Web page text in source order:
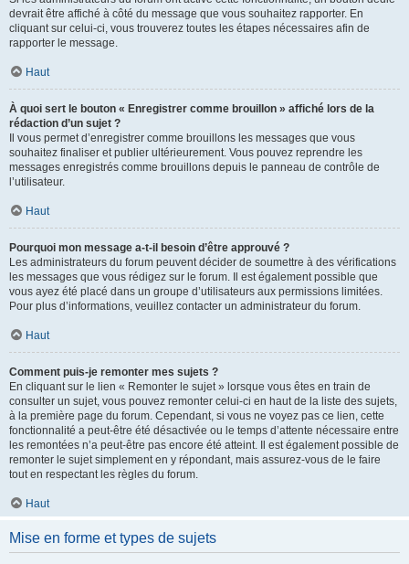
devrait être affiché à côté du message que vous souhaitez rapporter. En
cliquant sur celui-ci, vous trouverez toutes les étapes nécessaires afin de
rapporter le message.
Haut
À quoi sert le bouton « Enregistrer comme brouillon » affiché lors de la
rédaction d’un sujet ?
Il vous permet d’enregistrer comme brouillons les messages que vous
souhaitez finaliser et publier ultérieurement. Vous pouvez reprendre les
messages enregistrés comme brouillons depuis le panneau de contrôle de
l’utilisateur.
Haut
Pourquoi mon message a-t-il besoin d’être approuvé ?
Les administrateurs du forum peuvent décider de soumettre à des vérifications
les messages que vous rédigez sur le forum. Il est également possible que
vous ayez été placé dans un groupe d’utilisateurs aux permissions limitées.
Pour plus d’informations, veuillez contacter un administrateur du forum.
Haut
Comment puis-je remonter mes sujets ?
En cliquant sur le lien « Remonter le sujet » lorsque vous êtes en train de
consulter un sujet, vous pouvez remonter celui-ci en haut de la liste des sujets,
à la première page du forum. Cependant, si vous ne voyez pas ce lien, cette
fonctionnalité a peut-être été désactivée ou le temps d’attente nécessaire entre
les remontées n’a peut-être pas encore été atteint. Il est également possible de
remonter le sujet simplement en y répondant, mais assurez-vous de le faire
tout en respectant les règles du forum.
Haut
Mise en forme et types de sujets